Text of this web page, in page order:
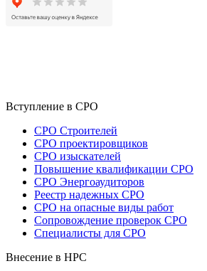
Вступление в СРО
СРО Строителей
СРО проектировщиков
СРО изыскателей
Повышение квалификации СРО
СРО Энергоаудиторов
Реестр надежных СРО
СРО на опасные виды работ
Сопровождение проверок СРО
Специалисты для СРО
Внесение в НРС